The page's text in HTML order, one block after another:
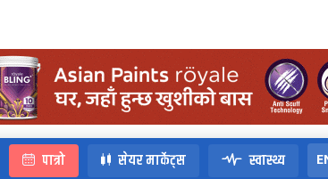
पात्रो सेयर मार्केट्स स्वास्थ्य